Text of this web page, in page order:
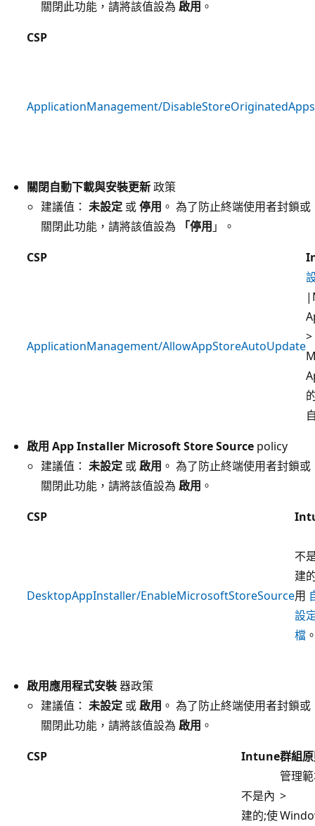
關閉此功能，請將該值設為 啟用 。
CSP
ApplicationManagement/DisableStoreOriginatedApps
關閉自動下載與安裝更新政策
建議值： 未設定 或停用 。 為了防止終端使用者封鎖或
關閉此功能，請將該值設為
「停用 」。
CSP
ApplicationManagement/AllowAppStoreAutoUpdate
>
啟用 App Installer Microsoft Store Source policy
建議值： 未設定 或啟用 。 為了防止終端使用者封鎖或
關閉此功能，請將該值設為 啟用 。
CSP
DesktopAppInstaller/EnableMicrosoftStoreSource
不
建
用
設
檔
啟用應用程式安裝器政策
建議值： 未設定 或啟用 。 為了防止終端使用者封鎖或
關閉此功能，請將該值設為 啟用 。
CSP
Intune群組
不是內
建的;使
管理
>